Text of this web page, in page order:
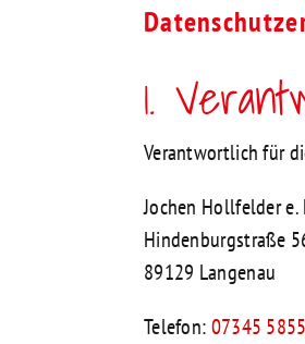
1.
Verantwortlich für
Jochen Hollfelder e.
Hindenburgstraße
89129 Langenau
Telefon:07345 5855